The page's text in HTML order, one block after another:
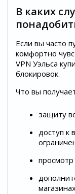
В каких
Если вы часто
комфортно
VPN Уэльса
блокировок.
Что вы
защиту
доступ к
просмотр